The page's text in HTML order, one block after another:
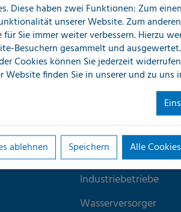
Unser
Hausverwaltungen
Facility-
Installateure
Trockner/Sanierer
Industriebetriebe
Wasserversorger
Diese haben zwei Funktionen: Zum
unserer Website. Zum
Sie immer weiter verbessern. Hierzu
Besuchern gesammelt und
Cookies können Sie jederzeit
Website finden Sie in unsererund zu uns
ablehnen Speichern Alle